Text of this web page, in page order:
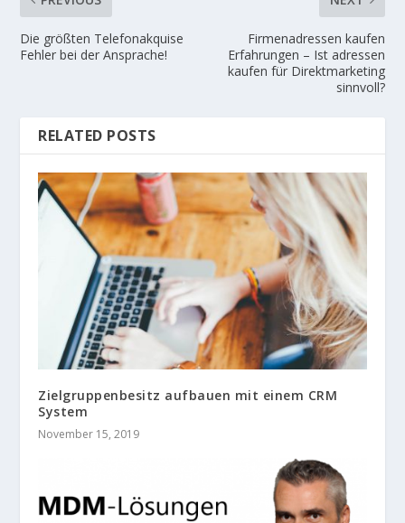
Die größten Telefonakquise
Fehler bei der Ansprache!
Firmenadressen kaufen
Erfahrungen – Ist adressen
kaufen für Direktmarketing
sinnvoll?
RELATED POSTS
Zielgruppenbesitz aufbauen mit einem CRM
System
November 15, 2019